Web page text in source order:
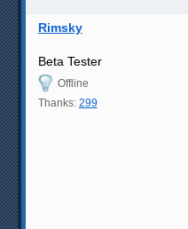
Rimsky
Beta Tester
Offline
Thanks: 299